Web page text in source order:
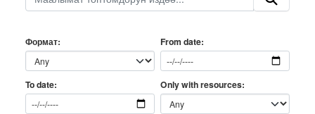
Формат From date
To date Only with resources